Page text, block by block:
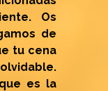
Os
de
tu cena
es la